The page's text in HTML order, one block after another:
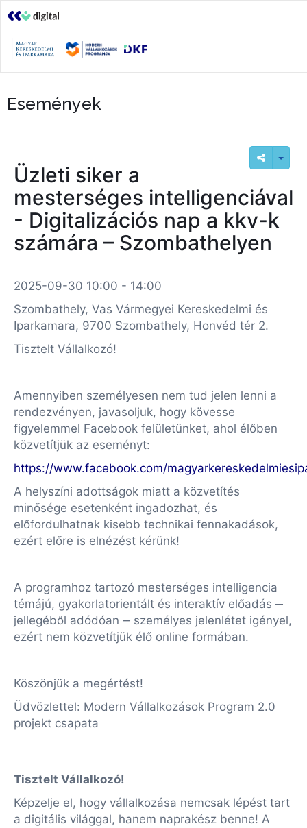
Események
Üzleti siker a
mesterséges intelligenciával
- Digitalizációs nap a kkv-k
számára – Szombathelyen
2025-09-30 10:00 - 14:00
Szombathely, Vas Vármegyei Kereskedelmi és
Iparkamara, 9700 Szombathely, Honvéd tér 2.
Tisztelt Vállalkozó!
Amennyiben személyesen nem tud jelen lenni a
rendezvényen, javasoljuk, hogy kövesse
figyelemmel Facebook felületünket, ahol élőben
közvetítjük az eseményt:
https://www.facebook.com/
A helyszíni adottságok miatt a közvetítés
minősége esetenként ingadozhat, és
előfordulhatnak kisebb technikai fennakadások,
ezért előre is elnézést kérünk!
A programhoz tartozó mesterséges intelligencia
témájú, gyakorlatorientált és interaktív előadás ‒
jellegéből adódóan ‒ személyes jelenlétet igényel,
ezért nem közvetítjük élő online formában.
Köszönjük a megértést!
Üdvözlettel: Modern Vállalkozások Program 2.0
projekt csapata
Tisztelt Vállalkozó!
Képzelje el, hogy vállalkozása nemcsak lépést tart
a digitális világgal, hanem naprakész benne! A